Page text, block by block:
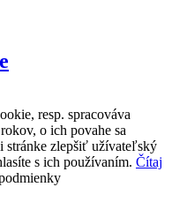
resp. spracováva
o ich povahe sa
stránke zlepšiť užívateľský
s ich používaním. Čítaj